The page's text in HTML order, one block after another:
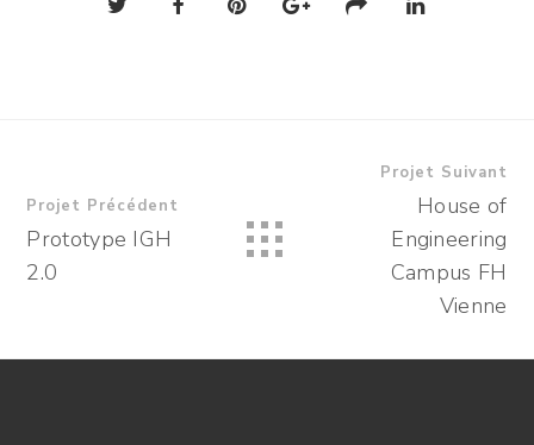
Projet Précédent
Prototype IGH
2.0
Projet Suivant
House of
Engineering
Campus FH
Vienne